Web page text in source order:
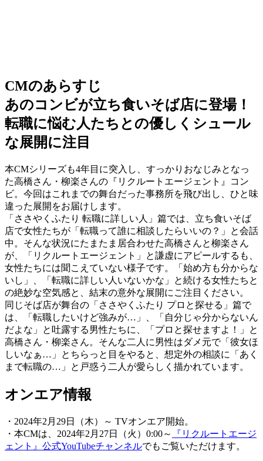
CMのあらすじ
あのコンビが立ち食いそば店に登場！
転職に悩む人たちとの優しくシュール
な展開に注目
本CMシリーズも4年目に突入し、すっかりおなじみとなっ
た高橋さん・柳楽さんの『リクルートエージェント』コン
ビ。今回はこれまでの舞台だった事務所を飛び出し、ひと味
違った展開をお届けします。
「ささやくふたり 転職に詳しい人」篇では、立ち食いそば
店で女性たちが「転職って誰に相談したらいいの？」と会話
中。そんな状況にたまたま居合わせた高橋さんと柳楽さん
が、「リクルートエージェント」と謙虚にアピールするも、
女性たちには聞こえていない様子です。「始め方も分からな
いし」、「転職に詳しい人いないかな」と続ける女性たちと
の絶妙な空気感と、結末の意外な展開にご注目ください。
同じそば店が舞台の「ささやくふたり プロと探せる」篇で
は、「転職したいけど強みが…」、「自分じゃ分からないん
だよな」と吐露する男性たちに、「プロと探せますよ！」と
高橋さん・柳楽さん。そんな二人に男性はダメ元で「彼女ほ
しいなぁ…」とちらっと目をやると、想定外の相談に「あく
まで転職の…」と戸惑う二人が愛らしく描かれています。
オンエア情報
・2024年2月29日（木）～ TVオンエア開始。
・本CMは、2024年2月27日（火）0:00～
『リクルートエージ
ェント』公式YouTubeチャンネルでもご覧いただけます。